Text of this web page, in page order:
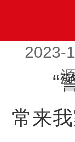
2023-
“警
常来